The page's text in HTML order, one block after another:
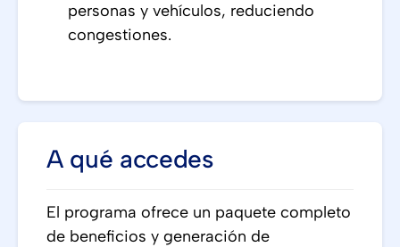
personas y vehículos, reduciendo
congestiones.
A qué accedes
El programa ofrece un paquete completo
de beneficios y generación de